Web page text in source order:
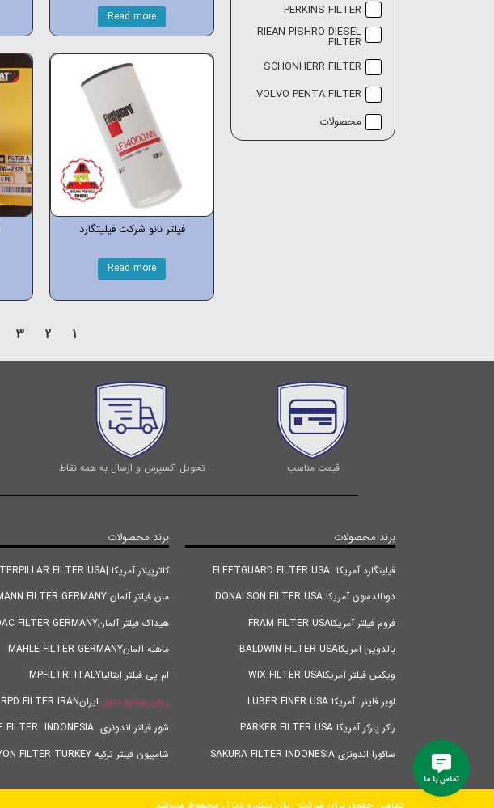
PERKINS FILTER
RIEAN PISHRO DIESEL
FILTER
SCHONHERR FILTER
VOLVO PENTA FILTER
محصولات
Read more
فیلتر نانو شرکت فیلیتگارد
Read more
1
2
3
قیمت مناسب تحویل اکسپرس و ارسال به همه نقاط
برند محصولات
فیلیتگارد آمریکا FLEETGUARD FILTER USA
دونالدسون آمریکا DONALSON FILTER USA
فروم فیلتر آمریکاFRAM FILTER USA
بالدوین آمریکاBALDWIN FILTER USA
ویکس فیلتر آمریکاWIX FILTER USA
لوبر فاینر آمریکا LUBER FINER USA
راکر پارکر آمریکا PARKER FILTER USA
ساکورا اندونزی SAKURA FILTER INDONESIA
برند محصولات
کاترپیلار آمریکا |CATTERPILLAR FILTER USA
مان فیلتر آلمان MANN FILTER GERMANY
هیداک فیلتر آلمانHYDAC FILTER GERMANY
ماهله آلمانMAHLE FILTER GERMANY
ام پی فیلتر ایتالیاMPFILTRI ITALY
ریان پیشرو دیزل ایرانRPD FILTER IRAN
شور فیلتر اندونزی SURE FILTER INDONESIA
شامپیون فیلتر ترکیه SAMPIYON FILTER TURKEY
تماس با ما